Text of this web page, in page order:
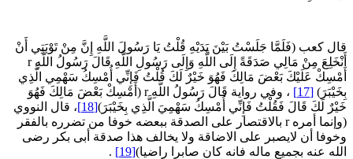
كعب (فَلَمَّا جَلَسْتُ بَيْنَ يَدَيْهِ قُلْتُ يَا رَسُولَ اللَّهِ إِنَّ مِنْ تَوْبَتِي أَنْ
أَنْخَلِعَ مِنْ مَالِي صَدَقَةً إِلَى اللَّهِ وَإِلَى رَسُولِ اللَّهِ قَالَ رَسُولُ اللَّهِ r
عَلَيْكَ بَعْضَ مَالِكَ فَهُوَ خَيْرٌ لَكَ قُلْتُ فَإِنِّي أُمْسِكُ سَهْمِي الَّذِي
[17]
، وفي رواية قَالَ رَسُولُ اللَّهِ r (أَمْسِكْ بَعْضَ مَالِكَ فَهُوَ
لَكَ قَالَ فَقُلْتُ فَإِنِّي أُمْسِكُ سَهْمِيَ الَّذِي بِخَيْبَرَ)[18]
، قال النووي
(وإنما أمره r بالاقتصار على الصدقة ببعضه خوفا من تضرره بالفقر
أن لايصبر على الاضاقة ولا يخالف هذا صدقة أبى بكر رضى
عنه بجميع ماله فانه كان صابرا راضيا)[19]
.